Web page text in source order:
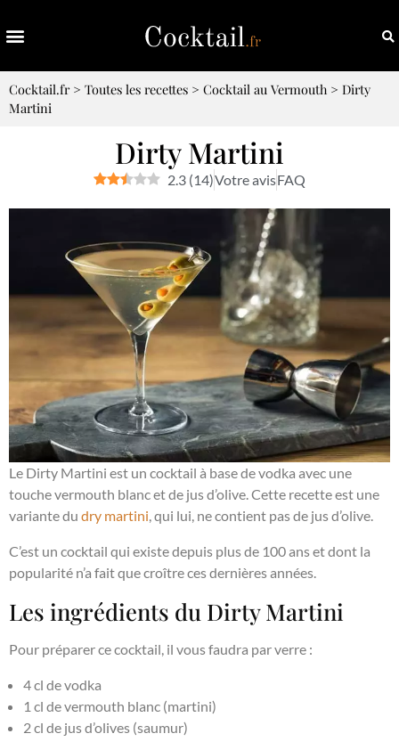
Cocktail.fr> Toutes les recettes > Cocktail au Vermouth > Dirty
Martini
Dirty Martini
2.3 (14)Votre avisFAQ
Le Dirty Martini est un cocktail à base de vodka avec une
touche vermouth blanc et de jus d’olive. Cette recette est une
variante du dry martini, qui lui, ne contient pas de jus d’olive.
C’est un cocktail qui existe depuis plus de 100 ans et dont la
popularité n’a fait que croître ces dernières années.
Les ingrédients du Dirty Martini
Pour préparer ce cocktail, il vous faudra par verre :
4 cl de vodka
1 cl de vermouth blanc (martini)
2 cl de jus d’olives (saumur)